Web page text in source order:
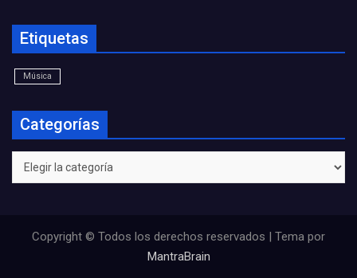
Etiquetas
Música
Categorías
Categorías
Copyright © Todos los derechos reservados | Tema por
MantraBrain